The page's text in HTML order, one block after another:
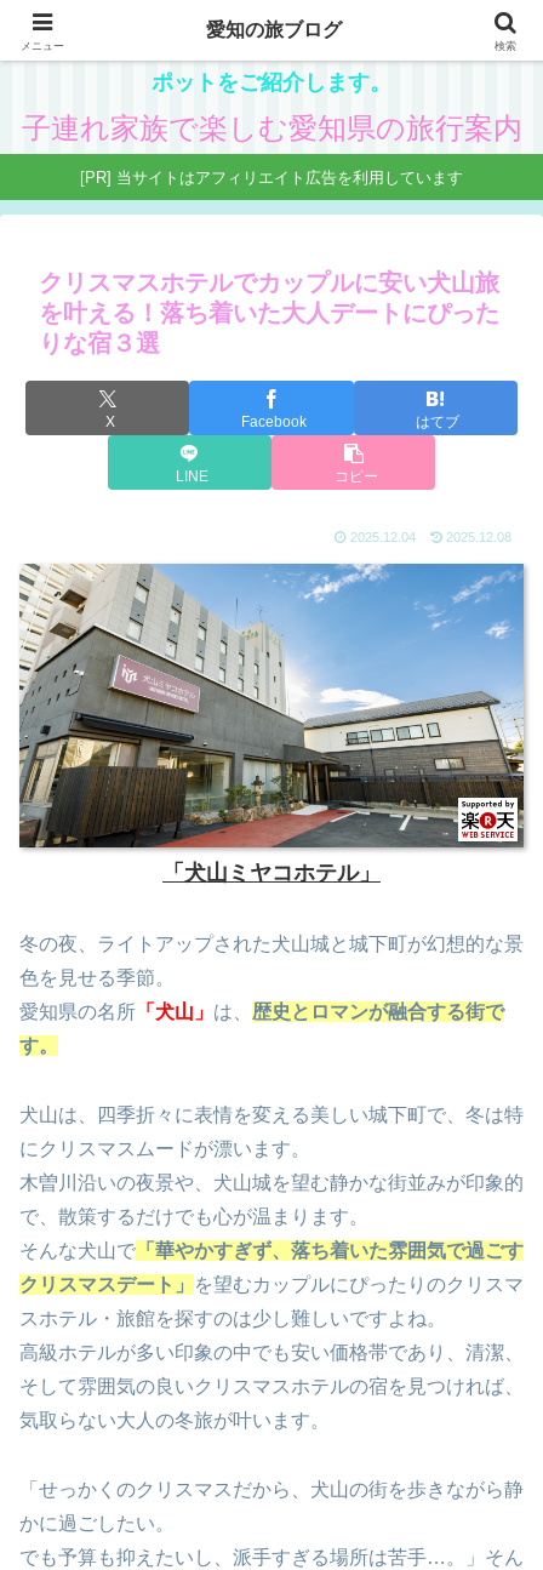
愛知在住の主婦が、子供と一緒に楽しめる県内観光ス
ポットをご紹介します。
子連れ家族で楽しむ愛知県の旅行案内
[PR] 当サイトはアフィリエイト広告を利用しています
クリスマスホテルでカップルに安い犬山旅
を叶える！落ち着いた大人デートにぴった
りな宿３選
X Facebook はてブ
LINE コピー
2025.12.04 2025.12.08
「犬山ミヤコホテル」
冬の夜、ライトアップされた犬山城と城下町が幻想的な景
色を見せる季節。
愛知県の名所 「犬山」 は、 歴史とロマンが融合する街で
す。
犬山は、四季折々に表情を変える美しい城下町で、冬は特
にクリスマスムードが漂います。
木曽川沿いの夜景や、犬山城を望む静かな街並みが印象的
で、散策するだけでも心が温まります。
そんな犬山で 「華やかすぎず、落ち着いた雰囲気で過ごす
クリスマスデート」
を望むカップルにぴったりのクリスマ
スホテル・旅館を探すのは少し難しいですよね。
高級ホテルが多い印象の中でも安い価格帯であり、清潔、
そして雰囲気の良いクリスマスホテルの宿を見つければ、
気取らない大人の冬旅が叶います。
「せっかくのクリスマスだから、犬山の街を歩きながら静
かに過ごしたい。
でも予算も抑えたいし、派手すぎる場所は苦手…。」そん
メニュー
愛知の旅ブログ
検索